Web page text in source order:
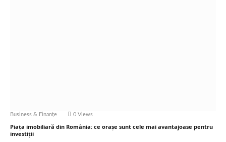
Business & Finanțe 0 Views
Piața imobiliară din România: ce orașe sunt cele mai avantajoase pentru
investiții